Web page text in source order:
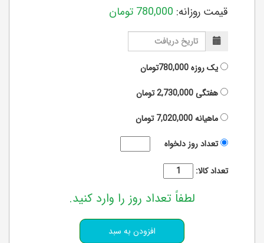
قیمت روزانه: 780,000 تومان
یک روزه780,000تومان
هفتگی2,730,000تومان
ماهیانه7,020,000تومان
تعداد روز دلخواه
تعداد کالا:
لطفاً تعداد روز را وارد کنید.